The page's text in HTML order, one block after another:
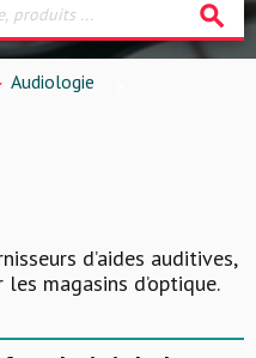
search
Audiologie
d’aides auditives,
magasins d’optique.